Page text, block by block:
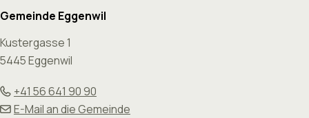
Gemeinde Eggenwil
Kustergasse 1
5445 Eggenwil
+41 56 641 90 90
E-Mail an die Gemeinde